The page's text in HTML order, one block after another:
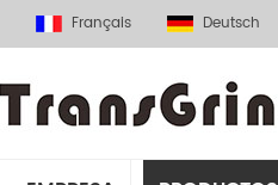
Français Deutsch